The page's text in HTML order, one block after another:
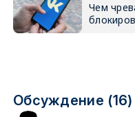
Чем
Обсуждение (16)